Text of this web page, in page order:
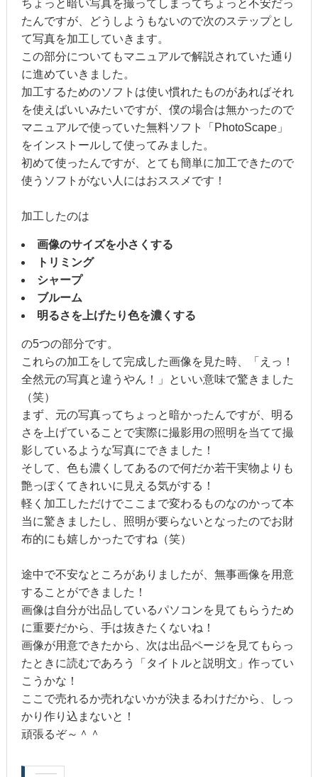
ちょっと暗い写真を撮ってしまってちょっと不安だっ
たんですが、どうしようもないので次のステップとし
て写真を加工していきます。
この部分についてもマニュアルで解説されていた通り
に進めていきました。
加工するためのソフトは使い慣れたものがあればそれ
を使えばいいみたいですが、僕の場合は無かったので
マニュアルで使っていた無料ソフト「PhotoScape」
をインストールして使ってみました。
初めて使ったんですが、とても簡単に加工できたので
使うソフトがない人にはおススメです！
加工したのは
画像のサイズを小さくする
トリミング
シャープ
ブルーム
明るさを上げたり色を濃くする
の5つの部分です。
これらの加工をして完成した画像を見た時、「えっ！
全然元の写真と違うやん！」といい意味で驚きました
（笑）
まず、元の写真ってちょっと暗かったんですが、明る
さを上げていることで実際に撮影用の照明を当てて撮
影しているような写真にできました！
そして、色も濃くしてあるので何だか若干実物よりも
艶っぽくてきれいに見える気がする！
軽く加工しただけでここまで変わるものなのかって本
当に驚きましたし、照明が要らないとなったのでお財
布的にも嬉しかったですね（笑）
途中で不安なところがありましたが、無事画像を用意
することができました！
画像は自分が出品しているパソコンを見てもらうため
に重要だから、手は抜きたくないね！
画像が用意できたから、次は出品ページを見てもらっ
たときに読むであろう「タイトルと説明文」作ってい
こうかな！
ここで売れるか売れないかが決まるわけだから、しっ
かり作り込まないと！
頑張るぞ～＾＾